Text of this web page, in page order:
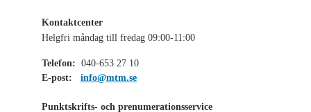
Kontaktcenter
Helgfri måndag till fredag 09:00-11:00
Telefon: 040-653 27 10
E-post:
info@mtm.se
Punktskrifts- och prenumerationsservice